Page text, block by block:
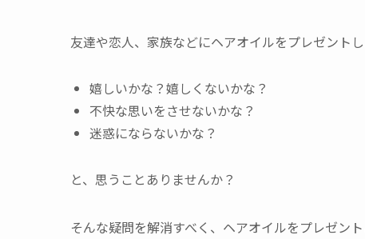
友達や恋人、家族などにヘアオイルをプレゼントし
嬉しいかな？嬉しくないかな？
不快な思いをさせないかな？
迷惑にならないかな？
と、思うことありませんか？
そんな疑問を解消すべく、ヘアオイルをプレゼン